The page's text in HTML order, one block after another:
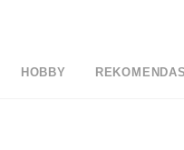
HOBBY